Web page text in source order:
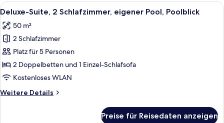
Schlafzimmer,
Alle
Fotos
für
Deluxe-
Suite,
2 Schlafzimmer,
eigener
Poolblick
Ein Poolbereich mit Liegestühlen,
10
Deluxe-Suite, 2 Schlafzimmer, eigener Pool, Poolblick
50 m²
2 Schlafzimmer
Platz für 5 Personen
2 Doppelbetten und 1 Einzel-Schlafsofa
Kostenloses WLAN
Weitere Details
Weitere
Preise für Reisedaten anzeigen